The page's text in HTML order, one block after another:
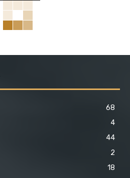
68
4
44
2
18